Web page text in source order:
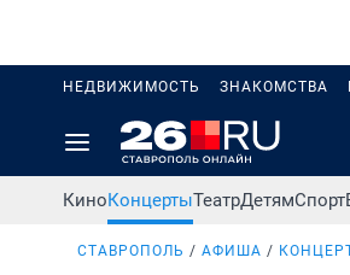
НЕДВИЖИМОСТЬ ЗНАКОМСТВА
КиноКонцертыТеатрДетямСпорт
СТАВРОПОЛЬ АФИША